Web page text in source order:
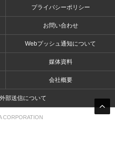
プライバシーポリシー
お問い合わせ
Webプッシュ通知について
媒体資料
会社概要
部送信について
CORPORATION